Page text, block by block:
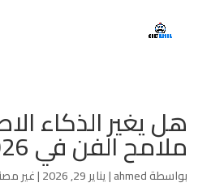
هل يغير الذكاء
ملامح الفن في 2026؟
بواسطةahmed
|يناير 29, 2026 |غير